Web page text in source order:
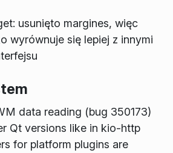
usunięto margines, więc
wyrównuje się lepiej z innymi
data reading (bug 350173)
Qt versions like in kio-http
for platform plugins are